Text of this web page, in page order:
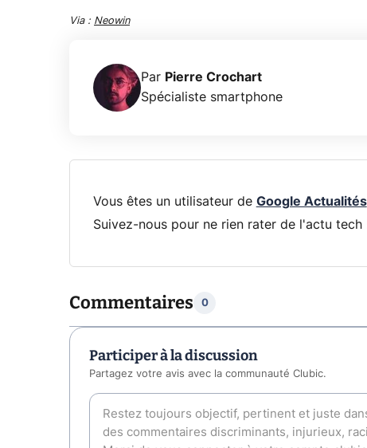
Via : Neowin
Par Pierre Crochart
Spécialiste smartphone
Vous êtes un utilisateur de Google Actualités
Suivez-nous pour ne rien rater de l'actu tech
Commentaires 0
Participer à la discussion
Partagez votre avis avec la communauté Clubic.